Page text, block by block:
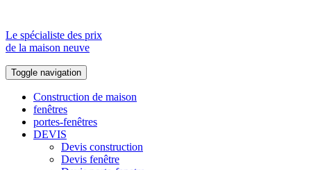
Le spécialiste des prix
de la maison neuve
Toggle navigation
Construction de maison
fenêtres
portes-fenêtres
DEVIS
Devis construction
Devis fenêtre